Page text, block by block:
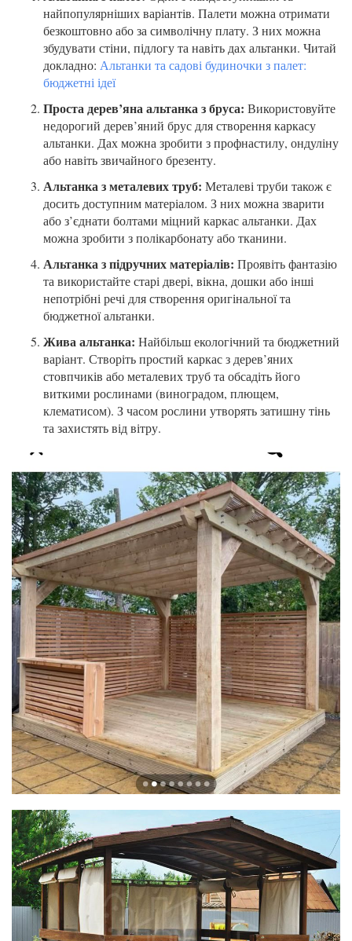
найпопулярніших варіантів. Палети можна отримати
безкоштовно або за символічну плату. З них можна
збудувати стіни, підлогу та навіть дах альтанки. Читай
докладно: Альтанки та садові будиночки з палет:
бюджетні ідеї
Проста дерев’яна альтанка з бруса: Використовуйте
недорогий дерев’яний брус для створення каркасу
альтанки. Дах можна зробити з профнастилу, ондуліну
або навіть звичайного брезенту.
Альтанка з металевих труб: Металеві труби також є
досить доступним матеріалом. З них можна зварити
або з’єднати болтами міцний каркас альтанки. Дах
можна зробити з полікарбонату або тканини.
Альтанка з підручних матеріалів: Проявіть фантазію
та використайте старі двері, вікна, дошки або інші
непотрібні речі для створення оригінальної та
бюджетної альтанки.
Жива альтанка: Найбільш екологічний та бюджетний
варіант. Створіть простий каркас з дерев’яних
стовпчиків або металевих труб та обсадіть його
виткими рослинами (виноградом, плющем,
клематисом). З часом рослини утворять затишну тінь
та захистять від вітру.